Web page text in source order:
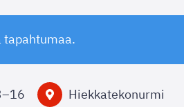
tapahtumaa.
–16 Hiekkatekonurmi